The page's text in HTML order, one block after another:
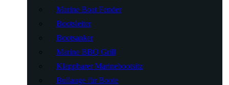
Marine Boat Fender
Bootsleiter
Bootsanker
Marine BBQ Grill
Klappbarer Marinebootsitz
Bullauge für Boote